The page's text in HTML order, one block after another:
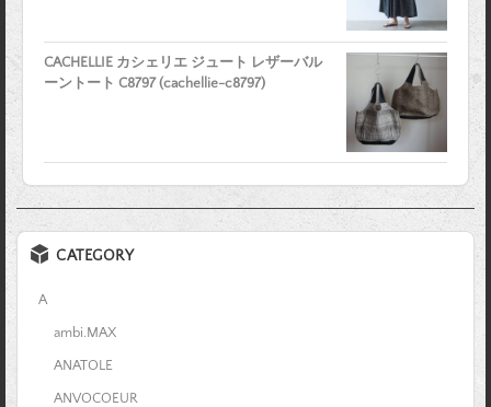
CACHELLIE カシェリエ ジュート レザーバル
ーントート C8797 (cachellie-c8797)
CATEGORY
A
ambi.MAX
ANATOLE
ANVOCOEUR